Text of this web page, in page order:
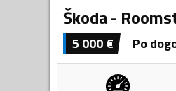
Škoda -
5 000€ Po